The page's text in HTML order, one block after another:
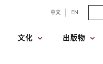
中文 EN
文化 出版物